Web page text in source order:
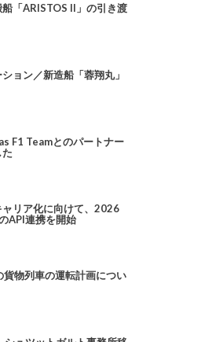
「ARISTOS II」の引き渡
ョン／新造船「蓉翔丸」
F1 Teamとのパートナー
ャリア化に向けて、2026
API連携を開始
物列車の運転計画につい